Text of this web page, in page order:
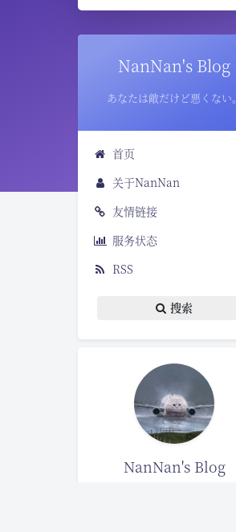
NanNan's Blog
あなたは敵だけど悪くない。
首页
关于NanNan
友情链接
服务状态
RSS
搜索
NanNan's Blog